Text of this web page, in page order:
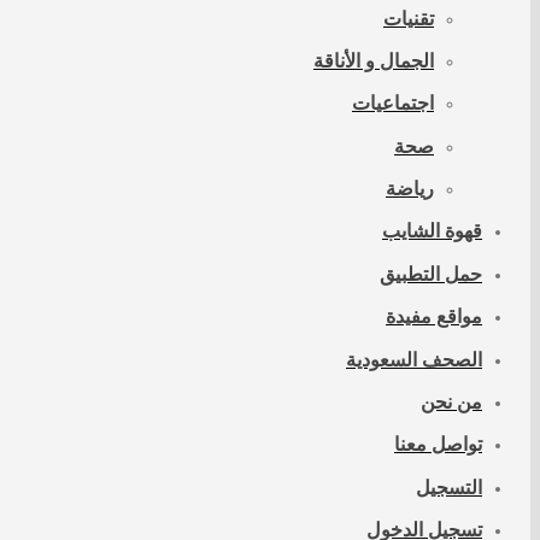
تقنيات
الجمال و الأناقة
اجتماعيات
صحة
رياضة
قهوة الشايب
حمل التطبيق
مواقع مفيدة
الصحف السعودية
من نحن
تواصل معنا
التسجيل
تسجيل الدخول